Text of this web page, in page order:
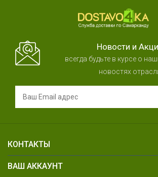
Новости и
всегда будьте в курсе о
новостях
КОНТАКТЫ
ВАШ АККАУНТ